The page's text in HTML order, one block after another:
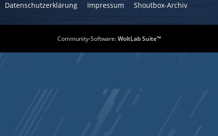
Datenschutzerklärung Impressum Shoutbox-Archiv
Community-Software:WoltLab Suite™